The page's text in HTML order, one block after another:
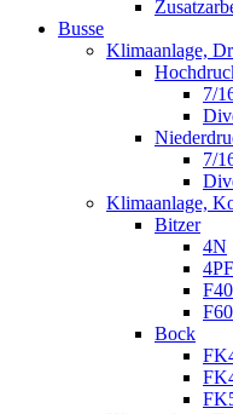
Busse
Klimaanlage,
7/
7/
Klimaanlage,
Bitzer
4N
Bock